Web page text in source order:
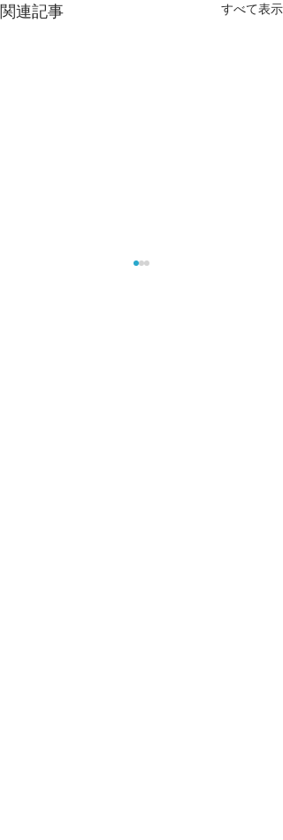
関連記事 すべて表示